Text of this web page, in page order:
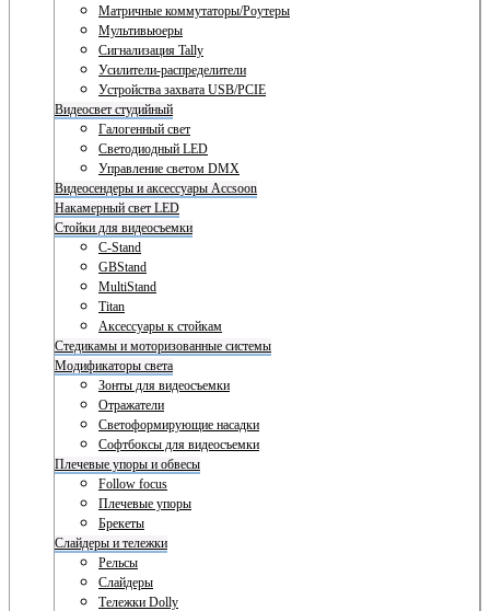
Матричные коммутаторы/Роутеры
Мультивьюеры
Сигнализация Tally
Усилители-распределители
Устройства захвата USB/PCIE
Видеосвет студийный
Галогенный свет
Светодиодный LED
Управление светом DMX
Видеосендеры и аксессуары Accsoon
Накамерный свет LED
Стойки для видеосъемки
C-Stand
GBStand
MultiStand
Titan
Аксессуары к стойкам
Стедикамы и моторизованные системы
Модификаторы света
Зонты для видеосъемки
Отражатели
Светоформирующие насадки
Софтбоксы для видеосъемки
Плечевые упоры и обвесы
Follow focus
Плечевые упоры
Брекеты
Слайдеры и тележки
Рельсы
Слайдеры
Тележки Dolly